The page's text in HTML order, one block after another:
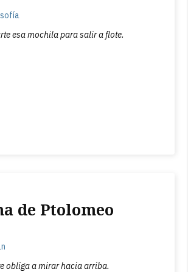
esa mochila para salir a flote.
de Ptolomeo
obliga a mirar hacia arriba.